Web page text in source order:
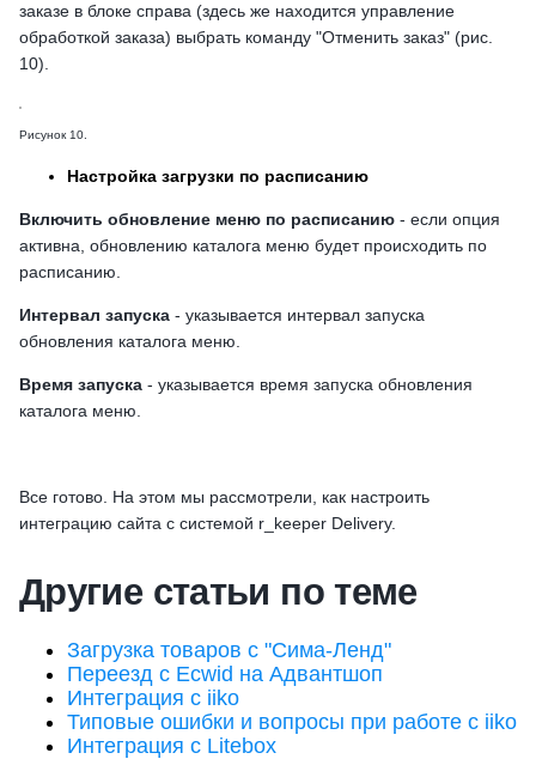
заказе в блоке справа (здесь же находится управление
обработкой заказа) выбрать команду "Отменить заказ" (рис.
10).
Рисунок 10.
Настройка загрузки по расписанию
Включить обновление меню по расписанию - если опция
активна, обновлению каталога меню будет происходить по
расписанию.
Интервал запуска - указывается интервал запуска
обновления каталога меню.
Время запуска - указывается время запуска обновления
каталога меню.
Все готово. На этом мы рассмотрели, как настроить
интеграцию сайта с системой r_keeper Delivery.
Другие статьи по теме
Загрузка товаров с "Сима-Ленд"
Переезд с Ecwid на Адвантшоп
Интеграция с iiko
Типовые ошибки и вопросы при работе с iiko
Интеграция с Litebox